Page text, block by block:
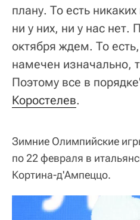
плану. То есть
ни у них, ни у нас нет.
октября ждем. То
намечен изначально,
Поэтому все в
Коростелев.
Зимние Олимпийские
по 22 февраля в
Кортина‑д'Ампеццо.